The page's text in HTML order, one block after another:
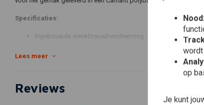
Specificaties:
Ingebouwde wenkbrauwbescherming
Roestvrijstalen schroeven
Lees meer
Reviews
op
Je kunt